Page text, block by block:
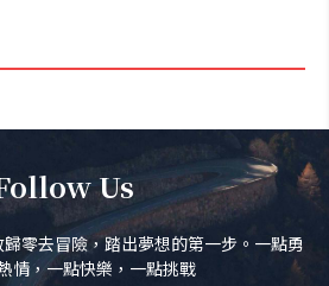
Us
零去冒險，踏出夢想的第一步。一點勇
情，一點快樂，一點挑戰